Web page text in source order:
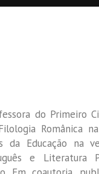
do Primeiro
Românica
da Educação na
e Literatura